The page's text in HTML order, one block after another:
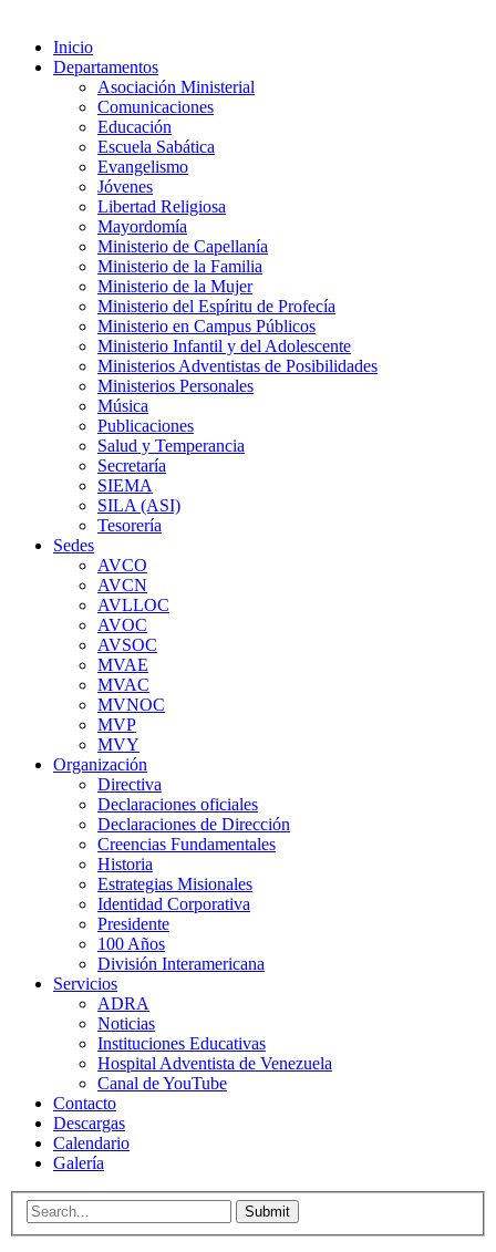
Inicio
Departamentos
Asociación Ministerial
Comunicaciones
Educación
Escuela Sabática
Evangelismo
Jóvenes
Libertad Religiosa
Mayordomía
Ministerio de Capellanía
Ministerio de la Familia
Ministerio de la Mujer
Ministerio del Espíritu de Profecía
Ministerio en Campus Públicos
Ministerio Infantil y del Adolescente
Ministerios Adventistas de Posibilidades
Ministerios Personales
Música
Publicaciones
Salud y Temperancia
Secretaría
SIEMA
SILA (ASI)
Tesorería
Sedes
AVCO
AVCN
AVLLOC
AVOC
AVSOC
MVAE
MVAC
MVNOC
MVP
MVY
Organización
Directiva
Declaraciones oficiales
Declaraciones de Dirección
Creencias Fundamentales
Historia
Estrategias Misionales
Identidad Corporativa
Presidente
100 Años
División Interamericana
Servicios
ADRA
Noticias
Instituciones Educativas
Hospital Adventista de Venezuela
Canal de YouTube
Contacto
Descargas
Calendario
Galería
Submit